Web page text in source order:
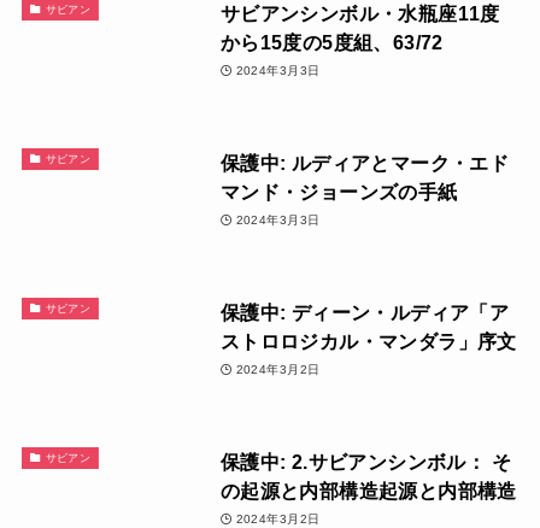
サビアン
サビアンシンボル・水瓶座11度
から15度の5度組、63/72
2024年3月3日
サビアン
保護中: ルディアとマーク・エド
マンド・ジョーンズの手紙
2024年3月3日
サビアン
保護中: ディーン・ルディア「ア
ストロロジカル・マンダラ」序文
2024年3月2日
サビアン
保護中: 2.サビアンシンボル： そ
の起源と内部構造起源と内部構造
2024年3月2日